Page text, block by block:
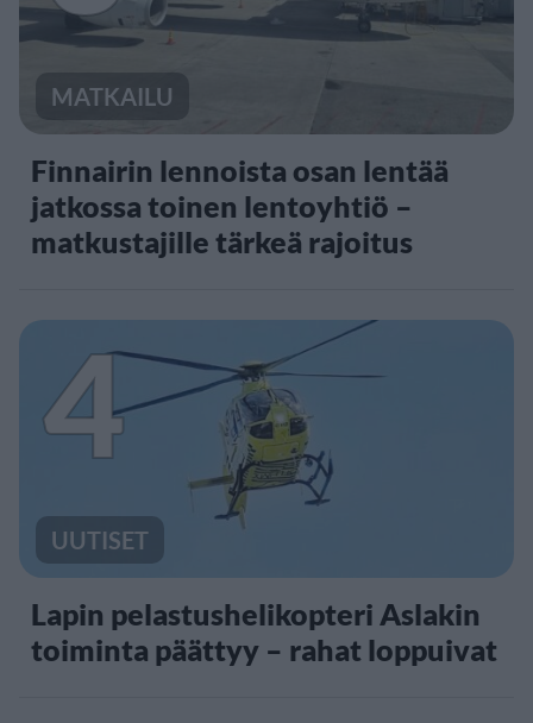
MATKAILU
Finnairin lennoista osan lentää
jatkossa toinen lentoyhtiö –
matkustajille tärkeä rajoitus
4
UUTISET
Lapin pelastushelikopteri Aslakin
toiminta päättyy – rahat loppuivat